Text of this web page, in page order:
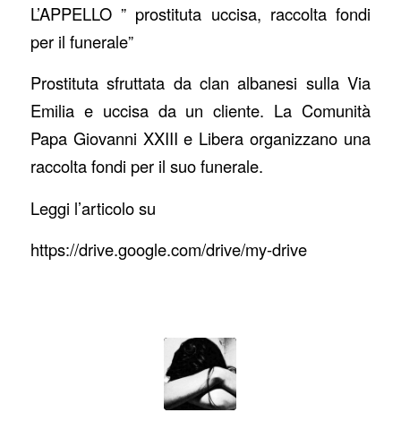
L’APPELLO ” prostituta uccisa, raccolta fondi
per il funerale”
Prostituta sfruttata da clan albanesi sulla Via
Emilia e uccisa da un cliente. La Comunità
Papa Giovanni XXIII e Libera organizzano una
raccolta fondi per il suo funerale.
Leggi l’articolo su
https://drive.google.com/drive/my-drive